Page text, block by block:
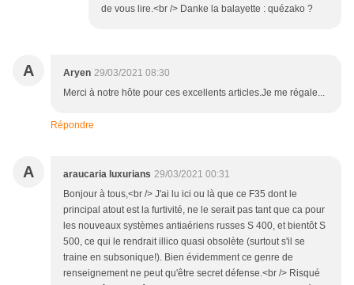
de vous lire.<br /> Danke la balayette : quézako ?
A Aryen 29/03/2021 08:30
Merci à notre hôte pour ces excellents articles.Je me régale...
Répondre
A araucaria luxurians 29/03/2021 00:31
Bonjour à tous,<br /> J'ai lu ici ou là que ce F35 dont le
principal atout est la furtivité, ne le serait pas tant que ca pour
les nouveaux systèmes antiaériens russes S 400, et bientôt S
500, ce qui le rendrait illico quasi obsolète (surtout s'il se
traine en subsonique!). Bien évidemment ce genre de
renseignement ne peut qu'être secret défense.<br /> Risqué